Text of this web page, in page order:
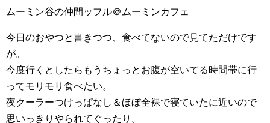
ムーミン谷の仲間ッフル＠ムーミンカフェ
今日のおやつと書きつつ、食べてないので見てただけです
が。
今度行くとしたらもうちょっとお腹が空いてる時間帯に行
ってモリモリ食べたい。
夜クーラーつけっぱなし＆ほぼ全裸で寝ていたに近いので
思いっきりやられてぐったり。